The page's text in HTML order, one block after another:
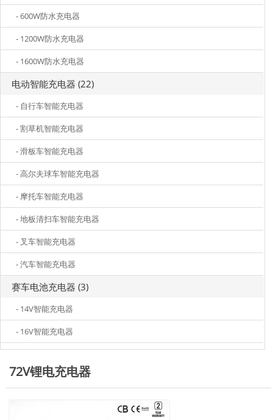
- 600W防水充电器
- 1200W防水充电器
- 1600W防水充电器
电动智能充电器 (22)
- 自行车智能充电器
- 割草机智能充电器
- 滑板车智能充电器
- 高尔夫球车智能充电器
- 摩托车智能充电器
- 地板清扫车智能充电器
- 叉车智能充电器
- 汽车智能充电器
赛车电池充电器 (3)
- 14V智能充电器
- 16V智能充电器
72V锂电充电器